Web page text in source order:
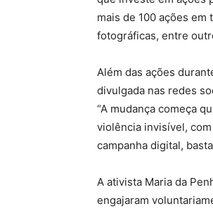
mais de 100 ações
fotográficas, entre
Além das ações
divulgada nas redes
“A mudança começa
violência invisível,
campanha digital,
A ativista Maria da
engajaram